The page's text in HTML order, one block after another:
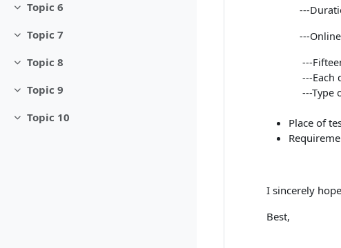
Minimizza
Topic 6
Minimizza
Topic 7
Minimizza
Topic 8
Minimizza
Topic 9
Minimizza
Topic 10
---
---Online,
---Fifteen
---Each
---Type of
Place of
I sincerely
Best,